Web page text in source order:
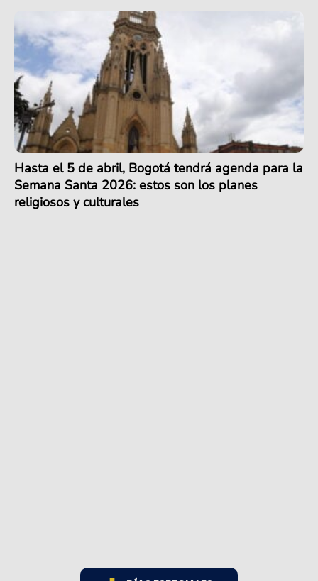
Hasta el 5 de abril, Bogotá tendrá agenda para la
Semana Santa 2026: estos son los planes
religiosos y culturales